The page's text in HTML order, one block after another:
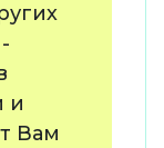
и
Вам